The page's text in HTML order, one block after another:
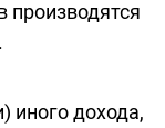
производятся
иного дохода,